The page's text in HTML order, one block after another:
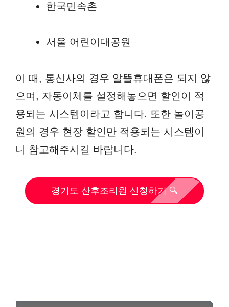
한국민속촌
서울 어린이대공원
이 때, 통신사의 경우 알뜰휴대폰은 되지 않
으며, 자동이체를 설정해놓으면 할인이 적
용되는 시스템이라고 합니다. 또한 놀이공
원의 경우 현장 할인만 적용되는 시스템이
니 참고해주시길 바랍니다.
경기도 산후조리원 신청하기 🔍